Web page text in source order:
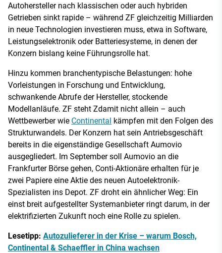
Autohersteller nach klassischen oder auch hybriden
Getrieben sinkt rapide – während ZF gleichzeitig Milliarden
in neue Technologien investieren muss, etwa in Software,
Leistungselektronik oder Batteriesysteme, in denen der
Konzern bislang keine Führungsrolle hat.
Hinzu kommen branchentypische Belastungen: hohe
Vorleistungen in Forschung und Entwicklung,
schwankende Abrufe der Hersteller, stockende
Modellanläufe. ZF steht Zdamit nicht allein – auch
Wettbewerber wie Continental kämpfen mit den Folgen des
Strukturwandels. Der Konzern hat sein Antriebsgeschäft
bereits in die eigenständige Gesellschaft Aumovio
ausgegliedert. Im September soll Aumovio an die
Frankfurter Börse gehen, Conti-Aktionäre erhalten für je
zwei Papiere eine Aktie des neuen Autoelektronik-
Spezialisten ins Depot. ZF droht ein ähnlicher Weg: Ein
einst breit aufgestellter Systemanbieter ringt darum, in der
elektrifizierten Zukunft noch eine Rolle zu spielen.
Lesetipp: Autozulieferer in der Krise – warum Bosch,
Continental & Schaeffler in China wachsen